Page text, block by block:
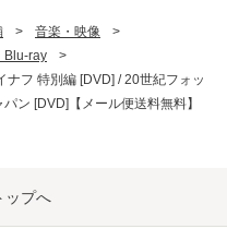
> 音楽・映像
>
Blu-ray
>
ナフ 特別編 [DVD] / 20世紀フォッ
ン [DVD]【メール便送料無料】
ップへ